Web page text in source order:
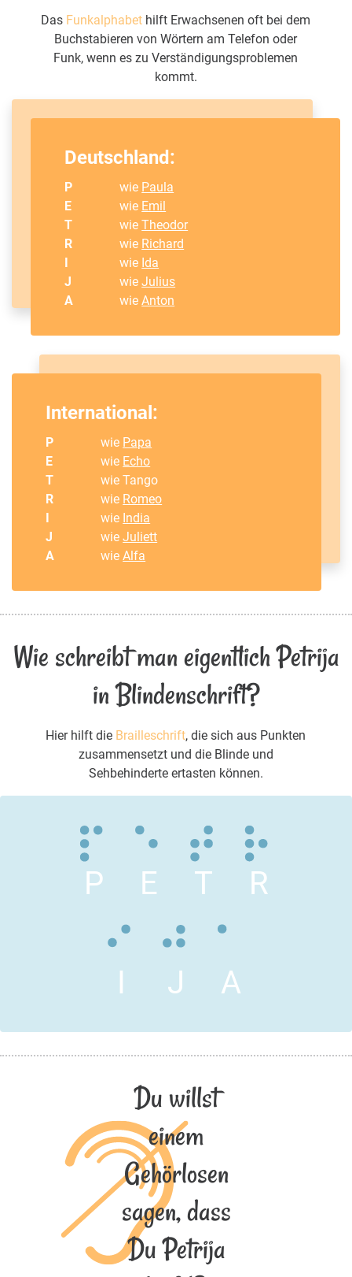
Das Funkalphabet hilft Erwachsenen oft bei dem
Buchstabieren von Wörtern am Telefon oder
Funk, wenn es zu Verständigungsproblemen
kommt.
Deutschland:
P wie Paula
E
wie Emil
T
wieTheodor
R
wie Richard
wie Ida
J
wieJulius
A
wieAnton
International:
P wie Papa
E
wie Echo
T
wie Tango
R
wie Romeo
wie India
J
wieJuliett
A
wieAlfa
Wie schreibt man eigentlich Petrija
in Blindenschrift?
Hier hilft die Brailleschrift, die sich aus Punkten
zusammensetzt und die Blinde und
Sehbehinderte ertasten können.
P E T R
I J A
Du willst
einem
Gehörlosen
sagen, dass
Du Petrija